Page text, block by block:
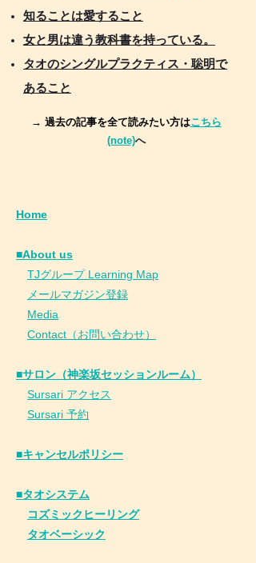
知ることは愛すること
女と男は違う教科書を持っている。
タオのシングルプラクティス・聡明で
あること
→ 過去の記事を全て読みたい方はこちら
(note)へ
Home
■About us
TJグループ Learning Map
メールマガジン登録
Media
Contact（お問い合わせ）
■サロン（神楽坂セッションルーム）
Sursari アクセス
Sursari 予約
​■キャンセルポリシー
■タオシステム
コズミックヒーリング
タオベーシック